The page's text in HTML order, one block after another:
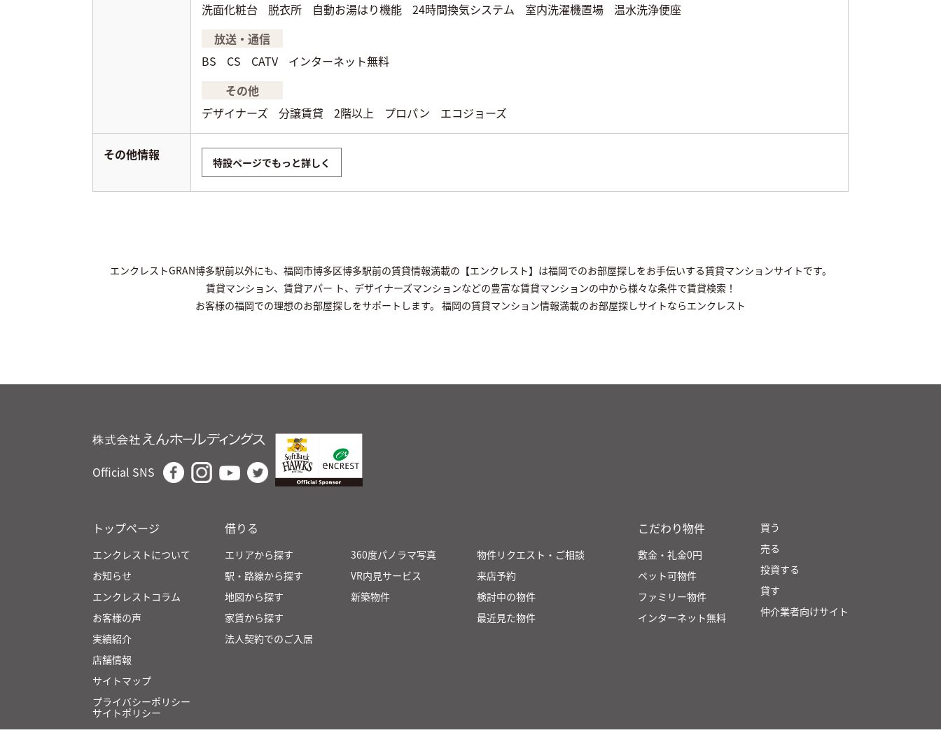
洗面化粧台
脱衣所 自動お湯はり機能 24時間換気システム 室内洗濯機置場
温水洗浄便座
放送・通信
BS
CS CATV
インターネット無料
その他
デザイナーズ
分譲賃貸 2階以上 プロパン エコジョーズ
その他情報 特設ページでもっと詳しく
エンクレストGRAN博多駅前以外にも、福岡市博多区博多駅前の賃貸情報満載の【エンクレスト】は福岡でのお部屋探しをお手伝いする賃貸マンションサイトです。
賃貸マンション、賃貸アパー ト、デザイナーズマンションなどの豊富な賃貸マンションの中から様々な条件で賃貸検索！
お客様の福岡での理想のお部屋探しをサポートします。 福岡の賃貸マンション情報満載のお部屋探しサイトならエンクレスト
Official SNS
トップページ
エンクレストについて
お知らせ
エンクレストコラム
お客様の声
実績紹介
店舗情報
サイトマップ
プライバシーポリシー
サイトポリシー
借りる
エリアから探す
駅・路線から探す
地図から探す
家賃から探す
法人契約でのご入居
360度パノラマ写真
VR内見サービス
新築物件
物件リクエスト・ご相談
来店予約
検討中の物件
最近見た物件
こだわり物件
敷金・礼金0円
ペット可物件
ファミリー物件
インターネット無料
買う
売る
投資する
貸す
仲介業者向けサイト